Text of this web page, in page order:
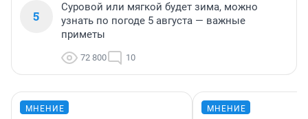
5
Суровой или мягкой будет зима, можно
узнать по погоде 5 августа — важные
приметы
72 800 10
МНЕНИЕ МНЕНИЕ